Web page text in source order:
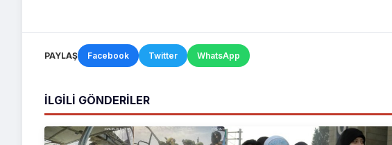
PAYLAŞ Facebook Twitter WhatsApp
İLGILI GÖNDERILER